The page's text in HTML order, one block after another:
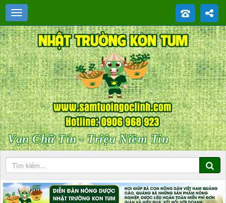
Vạn Chữ Tín - Triệu Niềm Tin